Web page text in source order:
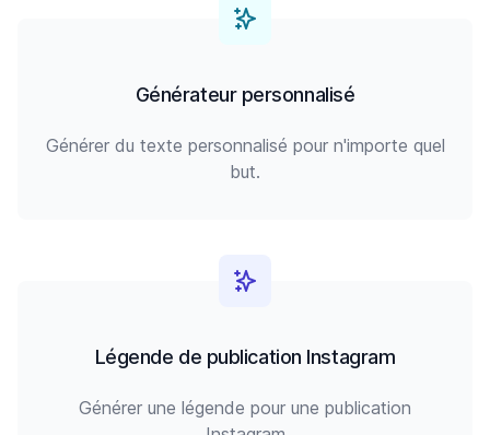
Générateur personnalisé
Générer du texte personnalisé pour n'importe quel
but.
Légende de publication Instagram
Générer une légende pour une publication